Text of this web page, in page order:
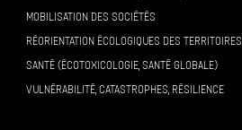
MOBILISATION DES SOCIÉTÉS
RÉORIENTATION ÉCOLOGIQUES DES TERRITOIRES
SANTÉ (ÉCOTOXICOLOGIE, SANTÉ GLOBALE)
VULNÉRABILITÉ, CATASTROPHES, RÉSILIENCE